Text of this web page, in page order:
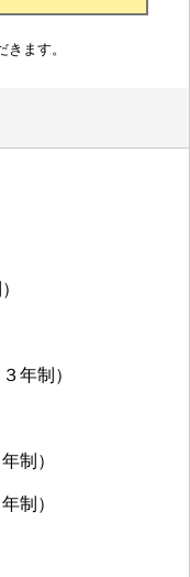
ます。
年制）
制）
制）